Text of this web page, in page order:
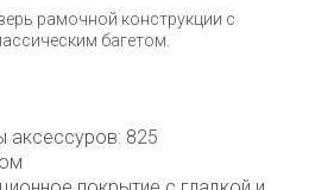
рамочной конструкции с
багетом.
аксессуров: 825